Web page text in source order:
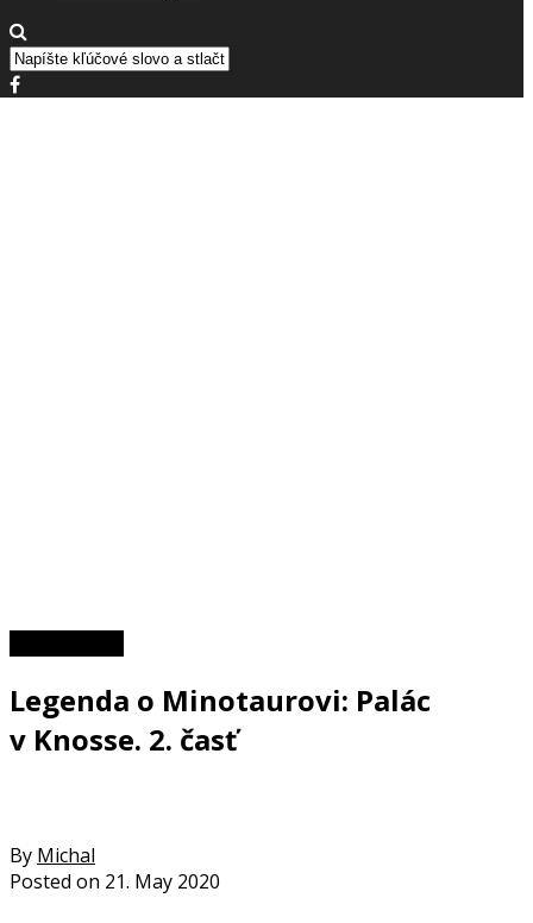
Legenda o Minotaurovi: Palác
v Knosse. 2. časť
By Michal
Posted on 21. May 2020